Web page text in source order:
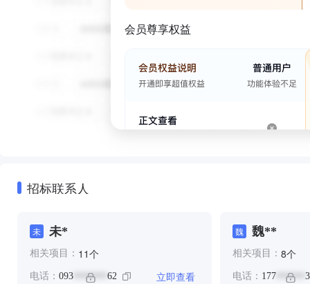
会员尊享权益
招标联系人
未 未*
相关项目： 11个
电话： 093 ******* 62 立即查看
魏 魏**
相关项目： 8个
电话： 177 ******